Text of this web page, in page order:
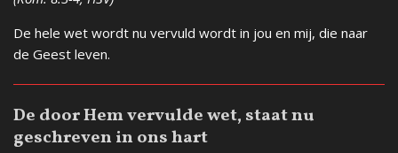
De hele wet wordt nu vervuld wordt in jou en mij, die naar
de Geest leven.
De door Hem vervulde wet, staat nu
geschreven in ons hart